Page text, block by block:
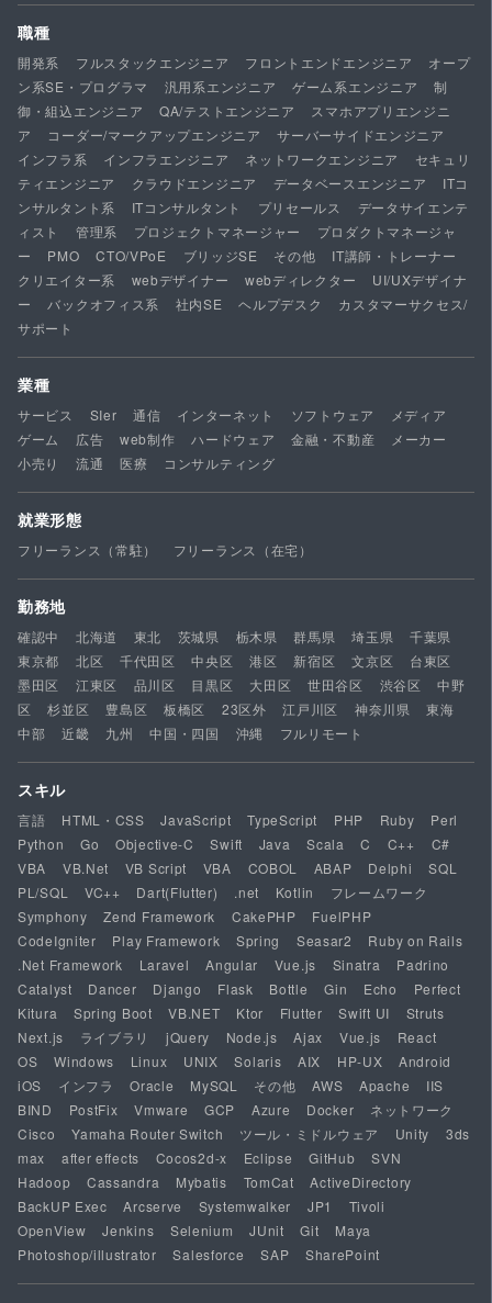
職種
開発系 フルスタックエンジニア フロントエンドエンジニア
オープ
ン系SE・プログラマ
汎用系エンジニア ゲーム系エンジニア
制
御・組込エンジニア
QA/テストエンジニア
スマホアプリエンジニ
ア
コーダー/マークアップエンジニア
サーバーサイドエンジニア
インフラ系
インフラエンジニア ネットワークエンジニア
セキュリ
ティエンジニア
クラウドエンジニア データベースエンジニア
ITコ
ンサルタント系
ITコンサルタント プリセールス
データサイエンテ
ィスト
管理系 プロジェクトマネージャー
プロダクトマネージャ
ー
PMO CTO/VPoE ブリッジSE その他
IT講師・トレーナー
クリエイター系
webデザイナー webディレクター
UI/UXデザイナ
ー
バックオフィス系 社内SE ヘルプデスク
カスタマーサクセス/
サポート
業種
サービス SIer 通信 インターネット ソフトウェア
メディア
ゲーム
広告 web制作 ハードウェア 金融・不動産
メーカー
小売り
流通 医療 コンサルティング
就業形態
フリーランス（常駐） フリーランス（在宅）
勤務地
確認中 北海道 東北 茨城県 栃木県 群馬県 埼玉県
千葉県
東京都
北区 千代田区 中央区 港区 新宿区 文京区
台東区
墨田区
江東区 品川区 目黒区 大田区 世田谷区 渋谷区
中野
区
杉並区 豊島区 板橋区 23区外 江戸川区 神奈川県
東海
中部
近畿 九州 中国・四国 沖縄 フルリモート
スキル
言語 HTML・CSS JavaScript TypeScript PHP Ruby
Perl
Python
Go Objective-C Swift Java Scala C C++
C#
VBA
VB.Net VB Script VBA COBOL ABAP Delphi
SQL
PL/SQL
VC++ Dart(Flutter) .net Kotlin
フレームワーク
Symphony
Zend Framework CakePHP
FuelPHP
CodeIgniter
Play Framework Spring Seasar2
Ruby on Rails
.Net Framework
Laravel Angular Vue.js Sinatra
Padrino
Catalyst
Dancer Django Flask Bottle Gin Echo
Perfect
Kitura
Spring Boot VB.NET Ktor Flutter Swift UI
Struts
Next.js
ライブラリ jQuery Node.js Ajax Vue.js
React
OS
Windows Linux UNIX Solaris AIX HP-UX
Android
iOS
インフラ Oracle MySQL その他 AWS Apache
IIS
BIND
PostFix Vmware GCP Azure Docker
ネットワーク
Cisco
Yamaha Router Switch ツール・ミドルウェア Unity
3ds
max
after effects Cocos2d-x Eclipse GitHub
SVN
Hadoop
Cassandra Mybatis TomCat
ActiveDirectory
BackUP Exec
Arcserve Systemwalker JP1
Tivoli
OpenView
Jenkins Selenium JUnit Git
Maya
Photoshop/illustrator
Salesforce SAP SharePoint